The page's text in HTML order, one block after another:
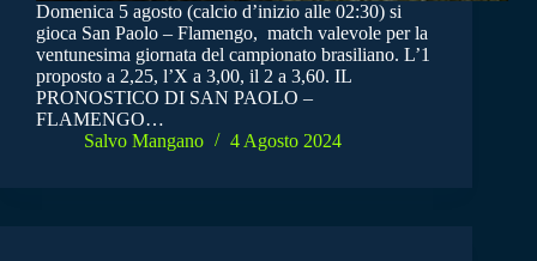
Domenica 5 agosto (calcio d’inizio alle 02:30) si
gioca San Paolo – Flamengo, match valevole per la
ventunesima giornata del campionato brasiliano. L’1
proposto a 2,25, l’X a 3,00, il 2 a 3,60. IL
PRONOSTICO DI SAN PAOLO –
FLAMENGO…
Salvo Mangano
4 Agosto 2024